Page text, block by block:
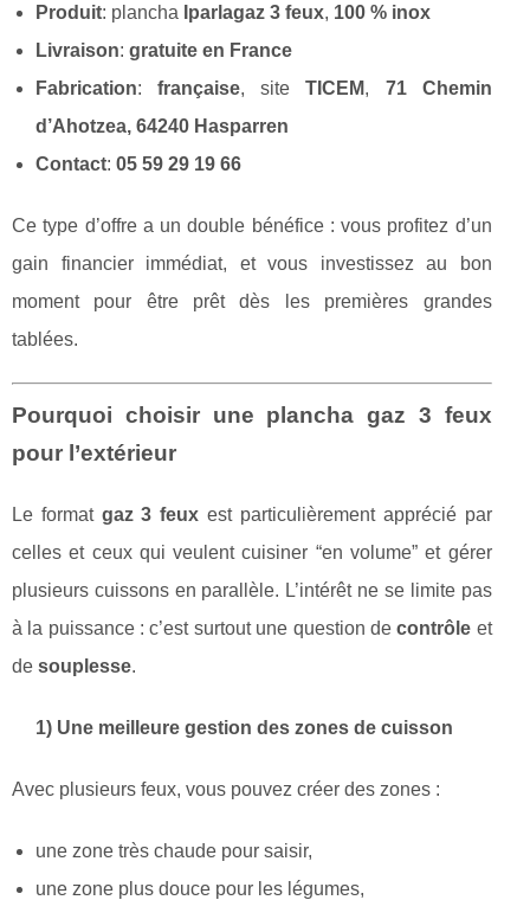
Produit: plancha Iparlagaz 3 feux, 100 % inox
Livraison: gratuite en France
Fabrication:française, siteTICEM, 71 Chemin
d’Ahotzea, 64240 Hasparren
Contact: 05 59 29 19 66
Ce type d’offre a un double bénéfice : vous profitez d’un
gain financier immédiat, et vous investissez au bon
moment pour être prêt dès les premières grandes
tablées.
Pourquoi choisir une plancha gaz 3 feux
pour l’extérieur
Le format gaz 3 feux est particulièrement apprécié par
celles et ceux qui veulent cuisiner “en volume” et gérer
plusieurs cuissons en parallèle. L’intérêt ne se limite pas
à la puissance : c’est surtout une question decontrôle et
de souplesse.
1) Une meilleure gestion des zones de cuisson
Avec plusieurs feux, vous pouvez créer des zones :
une zone très chaude pour saisir,
une zone plus douce pour les légumes,